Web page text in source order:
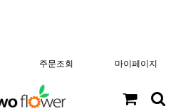
주문조회 마이페이지